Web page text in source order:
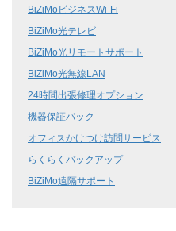
BiZiMoビジネスWi-Fi
BiZiMo光テレビ
BiZiMo光リモートサポート
BiZiMo光無線LAN
24時間出張修理オプション
機器保証パック
オフィスかけつけ訪問サービス
らくらくバックアップ
BiZiMo遠隔サポート